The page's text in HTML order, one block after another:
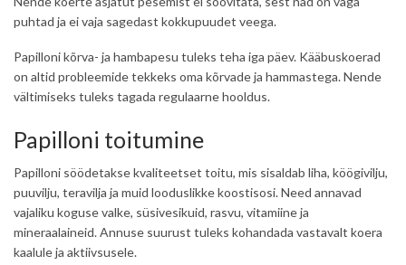
puhtad ja ei vaja sagedast kokkupuudet veega.
Papilloni kõrva- ja hambapesu tuleks teha iga päev. Kääbuskoerad
on altid probleemide tekkeks oma kõrvade ja hammastega. Nende
vältimiseks tuleks tagada regulaarne hooldus.
Papilloni toitumine
Papilloni söödetakse kvaliteetset toitu, mis sisaldab liha, köögivilju,
puuvilju, teravilja ja muid looduslikke koostisosi. Need annavad
vajaliku koguse valke, süsivesikuid, rasvu, vitamiine ja
mineraalaineid. Annuse suurust tuleks kohandada vastavalt koera
kaalule ja aktiivsusele.